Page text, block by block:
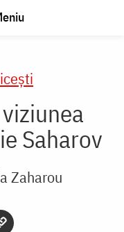
Saharov
Zaharou